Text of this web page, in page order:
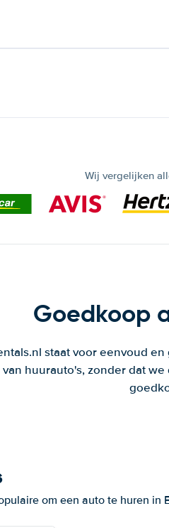
Wij vergelijken
Goedkoop
staat voor eenvoud
huurauto's, zonder dat
om een auto te huren in